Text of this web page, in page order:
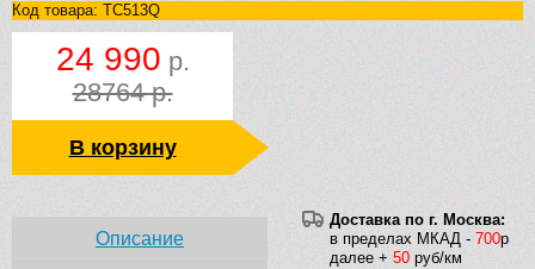
Код товара: TC513Q
24 990 р.
28764 р.
В корзину
Доставка по г. Москва:
в пределах МКАД - 700р
далее + 50 руб/км
Описание